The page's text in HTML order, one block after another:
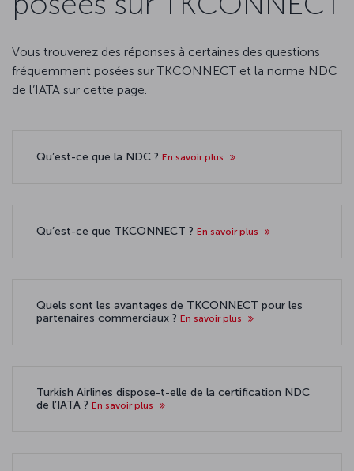
Vous trouverez des réponses à certaines des questions
fréquemment posées sur TKCONNECT et la norme NDC
de l’IATA sur cette page.
Qu’est-ce que la NDC ? En savoir plus
Qu’est-ce que TKCONNECT ? En savoir plus
Quels sont les avantages de TKCONNECT pour les
partenaires commerciaux ? En savoir plus
Turkish Airlines dispose-t-elle de la certification NDC
de l’IATA ? En savoir plus